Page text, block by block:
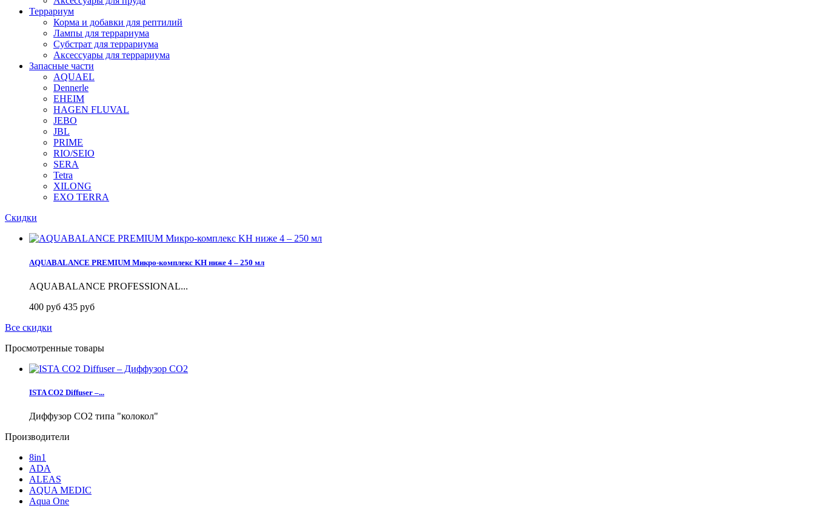
Террариум
Корма и добавки для рептилий
Лампы для террариума
Субстрат для террариума
Аксессуары для террариума
Запасные части
AQUAEL
Dennerle
EHEIM
HAGEN FLUVAL
JEBO
JBL
PRIME
RIO/SEIO
SERA
Tetra
XILONG
EXO TERRA
Скидки
AQUABALANCE PREMIUM Микро-комплекс KH ниже 4 – 250 мл
AQUABALANCE PROFESSIONAL...
400 руб 435 руб
Все скидки
Просмотренные товары
ISTA CO2 Diffuser –...
Диффузор СO2 типа "колокол"
Производители
8in1
ADA
ALEAS
AQUA MEDIC
Aqua One